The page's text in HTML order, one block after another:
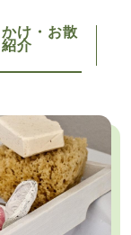
け・お散
介